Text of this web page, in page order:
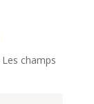
Les champs